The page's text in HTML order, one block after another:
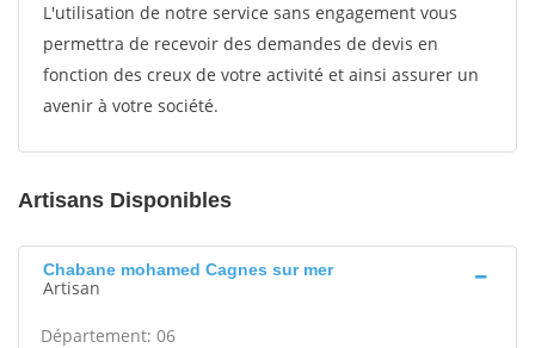
L'utilisation de notre service sans engagement vous
permettra de recevoir des demandes de devis en
fonction des creux de votre activité et ainsi assurer un
avenir à votre société.
Artisans Disponibles
Chabane mohamed Cagnes sur mer
Artisan
Département: 06